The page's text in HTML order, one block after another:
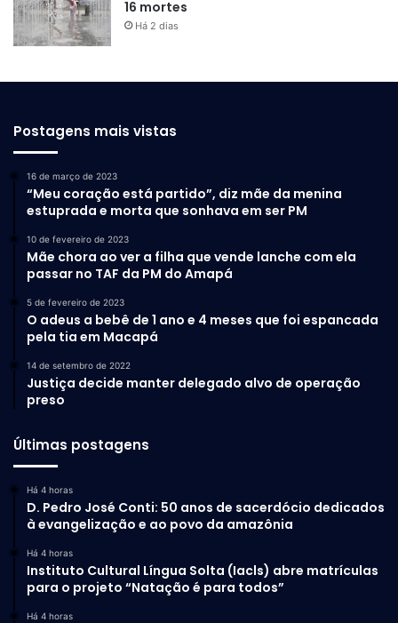
16 mortes
Há 2 dias
Postagens mais vistas
16 de março de 2023
“Meu coração está partido”, diz mãe da menina
estuprada e morta que sonhava em ser PM
10 de fevereiro de 2023
Mãe chora ao ver a filha que vende lanche com ela
passar no TAF da PM do Amapá
5 de fevereiro de 2023
O adeus a bebê de 1 ano e 4 meses que foi espancada
pela tia em Macapá
14 de setembro de 2022
Justiça decide manter delegado alvo de operação
preso
Últimas postagens
Há 4 horas
D. Pedro José Conti: 50 anos de sacerdócio dedicados
à evangelização e ao povo da amazônia
Há 4 horas
Instituto Cultural Língua Solta (Iacls) abre matrículas
para o projeto “Natação é para todos”
Há 4 horas